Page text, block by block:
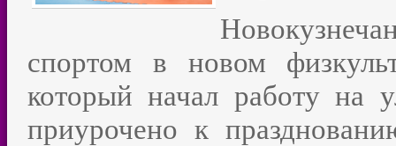
спортом в новом
который начал работу на
приурочено к